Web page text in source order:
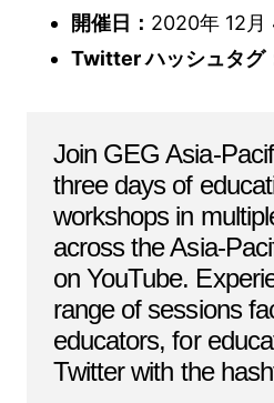
開催日： 2020年 12月
Twitter ハッシュタグ
Join GEG Asia-
three days of
workshops in
across the Asia-
on YouTube.
range of sessions
educators, for
Twitter with the